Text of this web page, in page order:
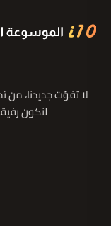
لا تفوّت جديدنا،
لنكون